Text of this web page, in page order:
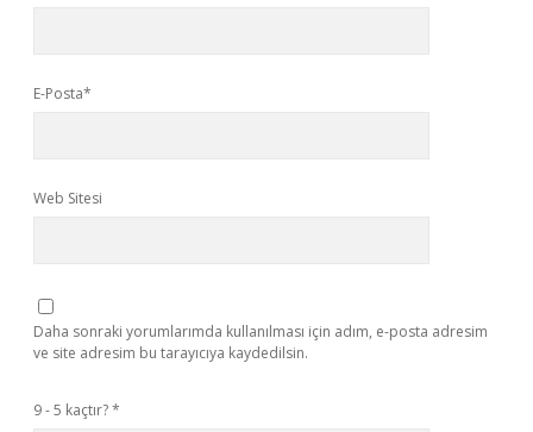
E-Posta*
Web Sitesi
Daha sonraki yorumlarımda kullanılması için adım, e-posta adresim
ve site adresim bu tarayıcıya kaydedilsin.
9 - 5 kaçtır?*